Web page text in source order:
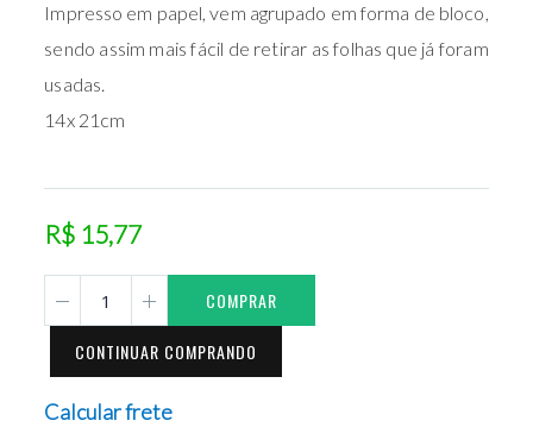
Impresso em papel, vem agrupado em forma de bloco,
sendo assim mais fácil de retirar as folhas que já foram
usadas.
14x 21cm
R$ 15,77
COMPRAR
CONTINUAR COMPRANDO
Calcular frete